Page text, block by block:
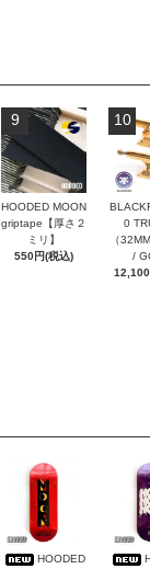
9
HOODED MOON
griptape【厚さ２
ミリ】
550円(税込)
10
0
（
/
HOODED